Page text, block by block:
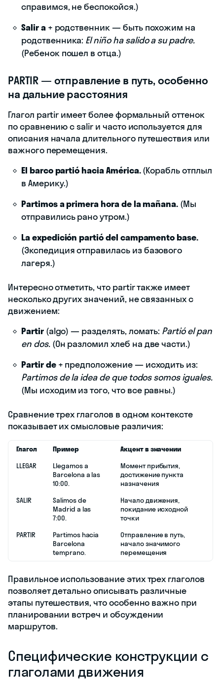
справимся, не беспокойся.)
Salir a+ родственник — быть похожим на
родственника: El niño ha salido a su padre.
(Ребенок пошел в отца.)
PARTIR — отправление в путь, особенно
на дальние расстояния
Глагол partir имеет более формальный оттенок
по сравнению с salir и часто используется для
описания начала длительного путешествия или
важного перемещения.
El barco partió hacia América.(Корабль отплыл
в Америку.)
Partimos a primera hora de la mañana. (Мы
отправились рано утром.)
La expedición partió del campamento base.
(Экспедиция отправилась из базового
лагеря.)
Интересно отметить, что partir также имеет
несколько других значений, не связанных с
движением:
Partir(algo) — разделять, ломать: Partió el pan
en dos.(Он разломил хлеб на две части.)
Partir de+ предположение — исходить из:
Partimos de la idea de que todos somos iguales.
(Мы исходим из того, что все равны.)
Сравнение трех глаголов в одном контексте
показывает их смысловые различия:
Глагол Пример
Акцент в значении
LLEGAR
Llegamos a
Barcelona a las
10:00.
Момент прибытия,
достижение пункта
назначения
SALIR
Salimos de
Madrid a las
7:00.
Начало движения,
покидание исходной
точки
PARTIR
Partimos hacia
Barcelona
temprano.
Отправление в путь,
начало значимого
перемещения
Правильное использование этих трех глаголов
позволяет детально описывать различные
этапы путешествия, что особенно важно при
планировании встреч и обсуждении
маршрутов.
Специфические конструкции с
глаголами движения